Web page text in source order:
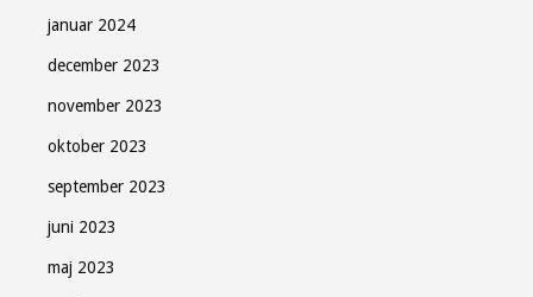
januar 2024
december 2023
november 2023
oktober 2023
september 2023
juni 2023
maj 2023